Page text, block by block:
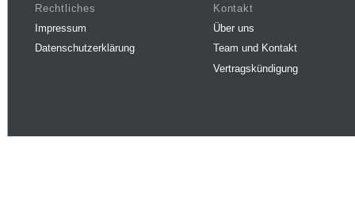
Rechtliches
Impressum
Datenschutzerklärung
Kontakt
Über uns
Team und Kontakt
Vertragskündigung